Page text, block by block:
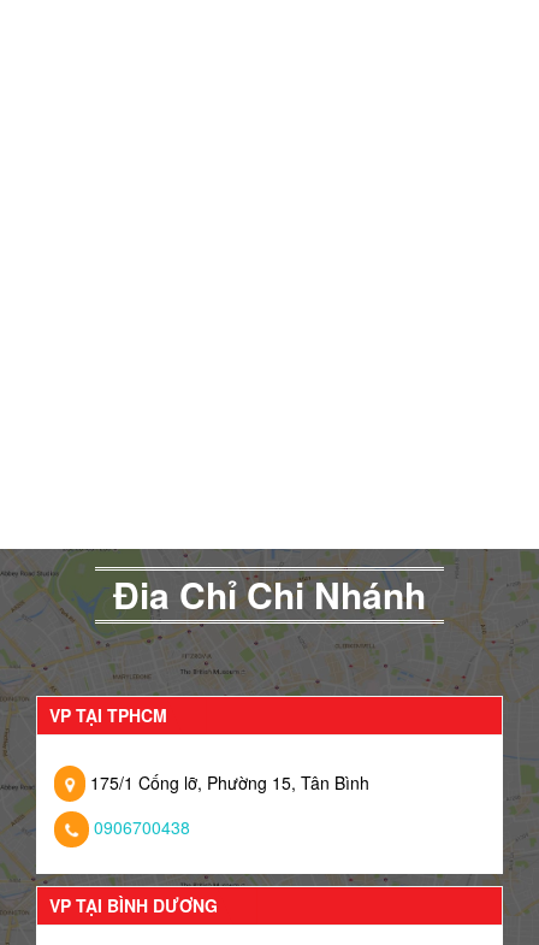
Đia Chỉ Chi Nhánh
VP TẠI TPHCM
175/1 Cống lỡ, Phường 15, Tân Bình
0906700438
VP TẠI BÌNH DƯƠNG